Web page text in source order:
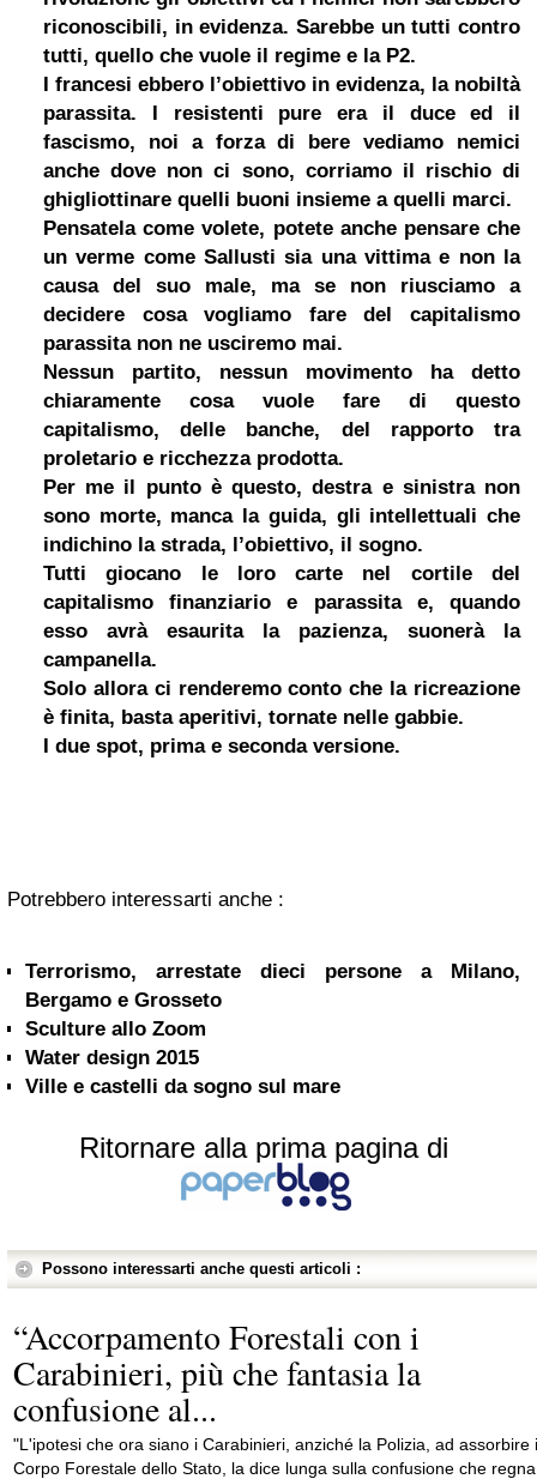
riconoscibili, in evidenza. Sarebbe un tutti contro
tutti, quello che vuole il regime e la P2.
I francesi ebbero l’obiettivo in evidenza, la nobiltà
parassita. I resistenti pure era il duce ed il
fascismo, noi a forza di bere vediamo nemici
anche dove non ci sono, corriamo il rischio di
ghigliottinare quelli buoni insieme a quelli marci.
Pensatela come volete, potete anche pensare che
un verme come Sallusti sia una vittima e non la
causa del suo male, ma se non riusciamo a
decidere cosa vogliamo fare del capitalismo
parassita non ne usciremo mai.
Nessun partito, nessun movimento ha detto
chiaramente cosa vuole fare di questo
capitalismo, delle banche, del rapporto tra
proletario e ricchezza prodotta.
Per me il punto è questo, destra e sinistra non
sono morte, manca la guida, gli intellettuali che
indichino la strada, l’obiettivo, il sogno.
Tutti giocano le loro carte nel cortile del
capitalismo finanziario e parassita e, quando
esso avrà esaurita la pazienza, suonerà la
campanella.
Solo allora ci renderemo conto che la ricreazione
è finita, basta aperitivi, tornate nelle gabbie.
I due spot, prima e seconda versione.
Potrebbero interessarti anche :
Terrorismo, arrestate dieci persone a Milano,
Bergamo e Grosseto
Sculture allo Zoom
Water design 2015
Ville e castelli da sogno sul mare
Ritornare alla prima pagina di
Possono interessarti anche questi articoli :
“Accorpamento Forestali con i
Carabinieri, più che fantasia la
confusione al...
"L'ipotesi che ora siano i Carabinieri, anziché la Polizia, ad assorbire
Corpo Forestale dello Stato, la dice lunga sulla confusione che regna